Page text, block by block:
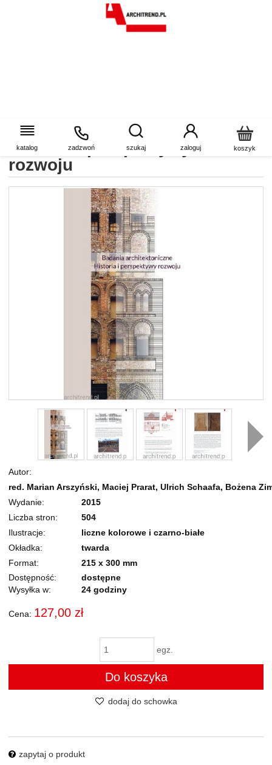
katalog zadzwoń szukaj zaloguj koszyk
Badania architektoniczne.
Historia i perspektywy
rozwoju
Autor
red. Marian Arszyński, Maciej Prarat, Ulrich Schaafa, Bożena
Wydanie
2015
Liczba stron
504
Ilustracje
liczne kolorowe i czarno-białe
Okładka
twarda
Format
215 x 300 mm
Dostępność:
dostępne
Wysyłka w:
24 godziny
Cena: 127,00 zł
egz.
Do koszyka
dodaj do schowka
zapytaj o produkt